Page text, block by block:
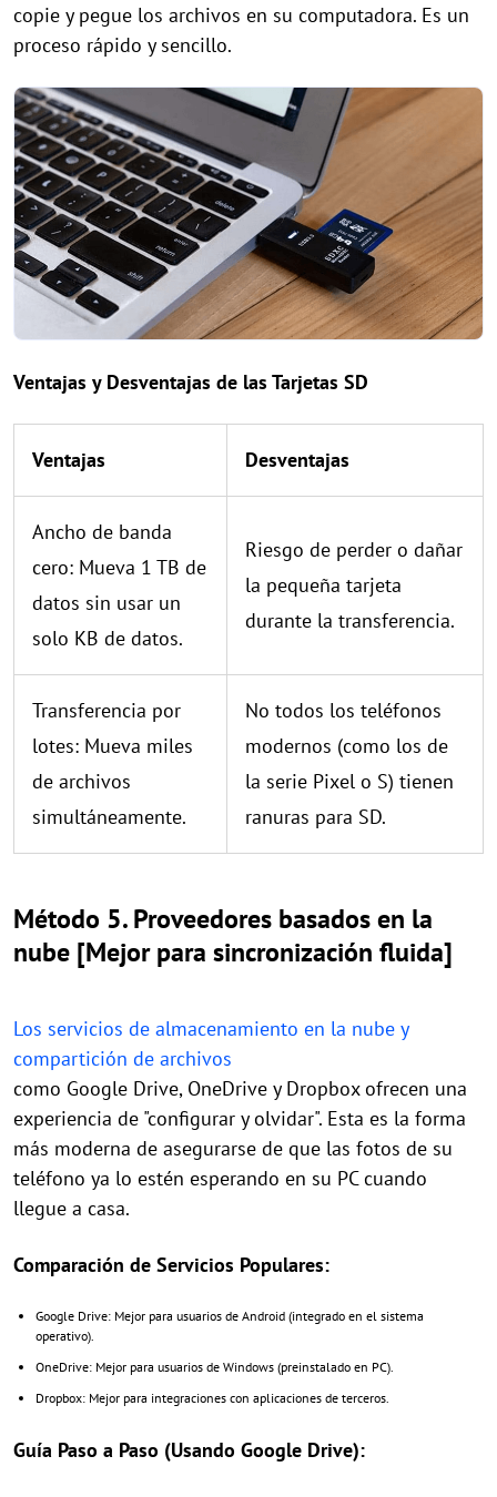
copie y pegue los archivos en su computadora. Es un
proceso rápido y sencillo.
Ventajas y Desventajas de las Tarjetas SD
Ventajas Desventajas
Ancho de banda
cero: Mueva 1 TB de
datos sin usar un
solo KB de datos.
Riesgo de perder o dañar
la pequeña tarjeta
durante la transferencia.
Transferencia por
lotes: Mueva miles
de archivos
simultáneamente.
No todos los teléfonos
modernos (como los de
la serie Pixel o S) tienen
ranuras para SD.
Método 5. Proveedores basados en la
nube [Mejor para sincronización fluida]
Los servicios de almacenamiento en la nube y
compartición de archivos
como Google Drive, OneDrive y Dropbox ofrecen una
experiencia de "configurar y olvidar". Esta es la forma
más moderna de asegurarse de que las fotos de su
teléfono ya lo estén esperando en su PC cuando
llegue a casa.
Comparación de Servicios Populares:
Google Drive: Mejor para usuarios de Android (integrado en el sistema
operativo).
OneDrive: Mejor para usuarios de Windows (preinstalado en PC).
Dropbox: Mejor para integraciones con aplicaciones de terceros.
Guía Paso a Paso (Usando Google Drive):